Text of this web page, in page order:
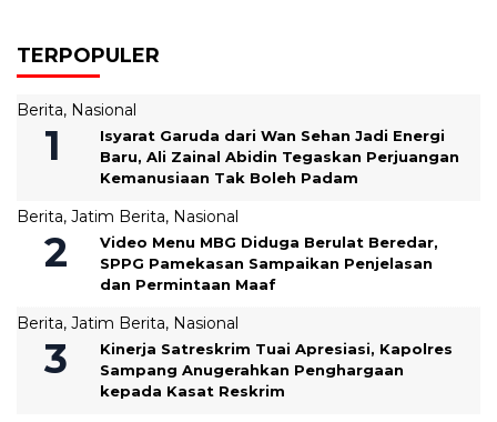
TERPOPULER
Berita, Nasional
‎Isyarat Garuda dari Wan Sehan Jadi Energi
Baru, Ali Zainal Abidin Tegaskan Perjuangan
Kemanusiaan Tak Boleh Padam
Berita, Jatim Berita, Nasional
‎Video Menu MBG Diduga Berulat Beredar,
SPPG Pamekasan Sampaikan Penjelasan
dan Permintaan Maaf
Berita, Jatim Berita, Nasional
Kinerja Satreskrim Tuai Apresiasi, Kapolres
Sampang Anugerahkan Penghargaan
kepada Kasat Reskrim